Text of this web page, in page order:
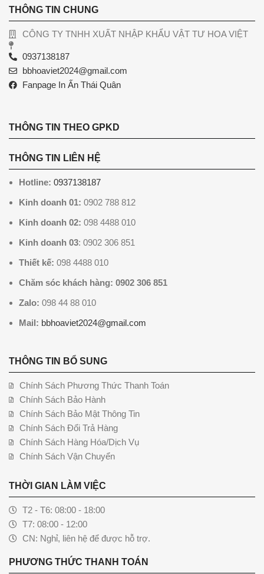
THÔNG TIN CHUNG
CÔNG TY TNHH XUẤT NHẬP KHẨU VẬT TƯ HOA VIỆT
0937138187
bbhoaviet2024@gmail.com
Fanpage In Ấn Thái Quân
THÔNG TIN THEO GPKD
THÔNG TIN LIÊN HỆ
Hotline: 0937138187
Kinh doanh 01: 0902 788 812
Kinh doanh 02: 098 4488 010
Kinh doanh 03: 0902 306 851
Thiết kế: 098 4488 010
Chăm sóc khách hàng: 0902 306 851
Zalo: 098 44 88 010
Mail: bbhoaviet2024@gmail.com
THÔNG TIN BỔ SUNG
Chính Sách Phương Thức Thanh Toán
Chính Sách Bảo Hành
Chính Sách Bảo Mật Thông Tin
Chính Sách Đổi Trả Hàng
Chính Sách Hàng Hóa/Dịch Vụ
Chính Sách Vận Chuyển
THỜI GIAN LÀM VIỆC
T2 - T6: 08:00 - 18:00
T7: 08:00 - 12:00
CN: Nghỉ, liên hệ để được hỗ trợ.
PHƯƠNG THỨC THANH TOÁN